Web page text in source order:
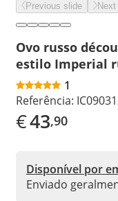
Previous slide
Ovo russo
estilo Imperial
1
Referência:
€43,90
Disponível por
Enviado